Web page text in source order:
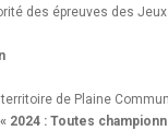
des épreuves des
territoire de Plaine
« 2024 : Toutes